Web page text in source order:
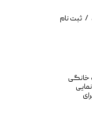
/ ثبت نام
از حساب
خانگی